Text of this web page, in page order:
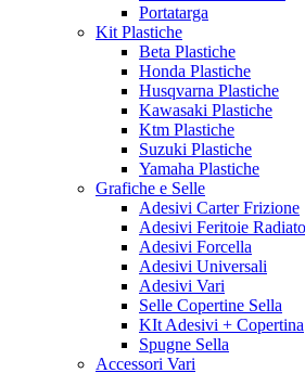
Portatarga
Kit Plastiche
Beta Plastiche
Honda Plastiche
Husqvarna Plastiche
Kawasaki Plastiche
Ktm Plastiche
Suzuki Plastiche
Yamaha Plastiche
Grafiche e Selle
Adesivi Carter Frizione
Adesivi Feritoie
Adesivi Forcella
Adesivi Universali
Adesivi Vari
Selle Copertine Sella
KIt Adesivi + Copertina
Spugne Sella
Accessori Vari